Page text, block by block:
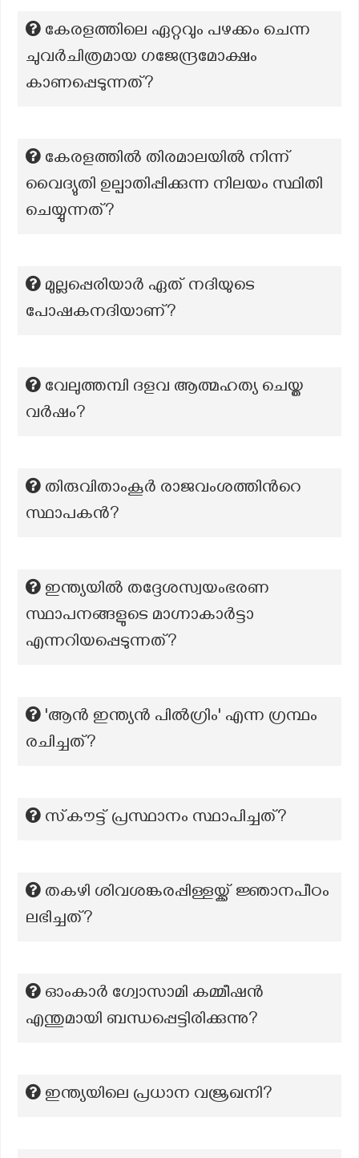
കേരളത്തിലെ ഏറ്റവും പഴക്കം ചെന്ന
ചുവര്‍ചിത്രമായ ഗജേന്ദ്രമോക്ഷം
കാണപ്പെടുന്നത്?
കേരളത്തില്‍ തിരമാലയില്‍ നിന്ന്
വൈദ്യുതി ഉല്പാതിപ്പിക്കുന്ന നിലയം സ്ഥിതി
ചെയ്യുന്നത്?
മുല്ലപ്പെരിയാർ ഏത് നദിയുടെ
പോഷകനദിയാണ്?
വേലുത്തമ്പി ദളവ ആത്മഹത്യ ചെയ്ത
വർഷം?
തിരുവിതാംകൂർ രാജവംശത്തിന്‍റെ
സ്ഥാപകൻ?
ഇന്ത്യയിൽ തദ്ദേശസ്വയംഭരണ
സ്ഥാപനങ്ങളുടെ മാഗ്നാകാർട്ടാ
എന്നറിയപ്പെടുന്നത്?
'ആൻ ഇന്ത്യൻ പിൽഗ്രിം' എന്ന ഗ്രന്ഥം
രചിച്ചത്?
സ്‌കൗട്ട് പ്രസ്ഥാനം സ്ഥാപിച്ചത്?
തകഴി ശിവശങ്കരപ്പിള്ളയ്ക്ക് ജ്ഞാനപീഠം
ലഭിച്ചത്?
ഓംകാർ ഗ്വോസാമി കമ്മീഷൻ
എന്തുമായി ബന്ധപ്പെട്ടിരിക്കുന്നു?
ഇന്ത്യയിലെ പ്രധാന വജ്രഖനി?